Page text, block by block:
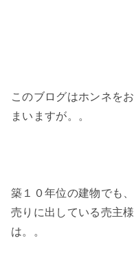
このブログはホンネを
まいますが。。
築１０年位の建物でも
売りに出している売主
は。。